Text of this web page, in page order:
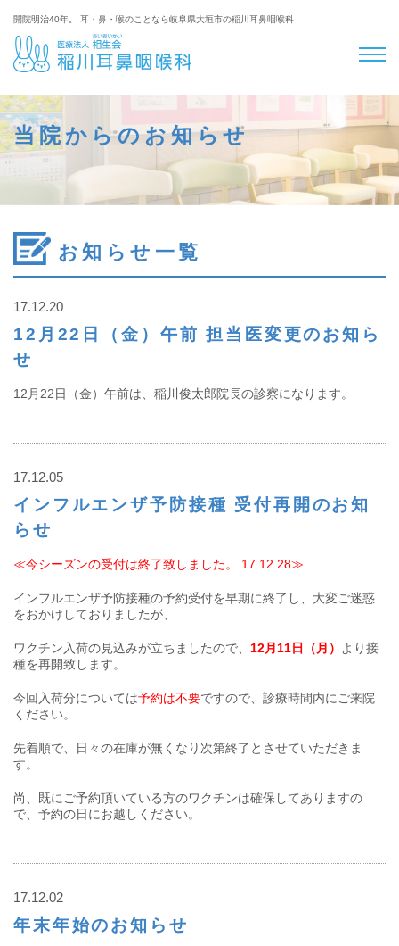
開院明治40年。 耳・鼻・喉のことなら岐阜県大垣市の稲川耳鼻咽喉科
当院からのお知らせ
お知らせ一覧
17.12.20
12月22日（金）午前 担当医変更のお知ら
せ
12月22日（金）午前は、稲川俊太郎院長の診察になります。
17.12.05
インフルエンザ予防接種 受付再開のお知
らせ
≪今シーズンの受付は終了致しました。 17.12.28≫
インフルエンザ予防接種の予約受付を早期に終了し、大変ご迷惑
をおかけしておりましたが、
ワクチン入荷の見込みが立ちましたので、 12月11日（月）
より接
種を再開致します。
今回入荷分については予約は不要ですので、診療時間内にご来院
ください。
先着順で、日々の在庫が無くなり次第終了とさせていただきま
す。
尚、既にご予約頂いている方のワクチンは確保してありますの
で、予約の日にお越しください。
17.12.02
年末年始のお知らせ